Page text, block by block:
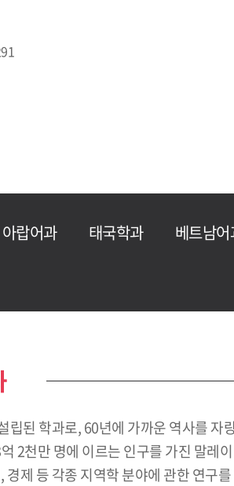
아랍어과 태국학과 베트남
된 학과로, 60년에 가까운 역사를
2천만 명에 이르는 인구를 가진 말
제 등 각종 지역학 분야에 관한 연